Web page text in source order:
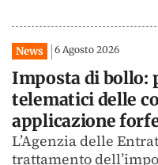
News 6 Agosto 2026
Imposta di bollo:
telematici delle
applicazione
L’Agenzia delle
trattamento